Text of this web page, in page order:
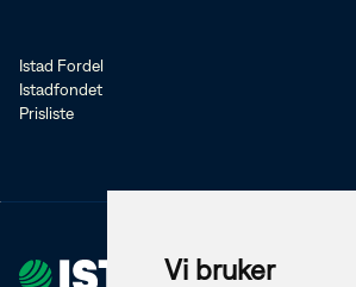
Vi bruker
Istad Fordel
Istadfondet
Prisliste